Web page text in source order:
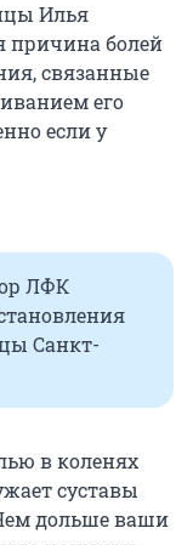
Илья
причина болей
связанные
его
если у
ЛФК
Санкт-
в коленях
суставы
дольше ваши